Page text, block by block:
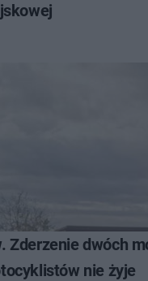
Zderzenie dwóch
nie żyje